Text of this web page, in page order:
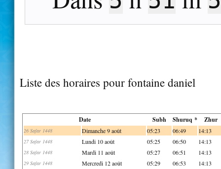
Liste des horaires pour fontaine daniel
Date Subh Shuruq * Zhur
26 Safar 1448 Dimanche 9 août 05:23 06:49 14:13
27 Safar 1448 Lundi 10 août 05:25 06:50 14:13
28 Safar 1448 Mardi 11 août 05:27 06:51 14:13
29 Safar 1448 Mercredi 12 août 05:29 06:53 14:13